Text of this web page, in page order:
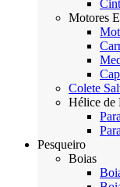
Motores
Colete
Hélice de
Pesqueiro
Boias